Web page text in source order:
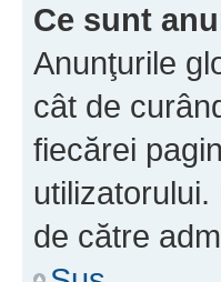
Ce sunt
Anunţurile
cât de
fiecărei
de către